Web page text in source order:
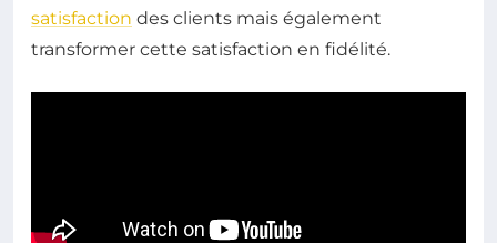
satisfaction des clients mais également
transformer cette satisfaction en fidélité.